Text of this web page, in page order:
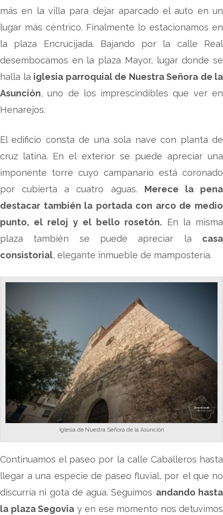
más en la villa para dejar aparcado el auto en un
lugar más céntrico. Finalmente lo estacionamos en
la plaza Encrucijada. Bajando por la calle Real
desembocamos en la plaza Mayor, lugar donde se
halla la iglesia parroquial de Nuestra Señora de la
Asunción, uno de los imprescindibles que ver en
Henarejos.
El edificio consta de una sola nave con planta de
cruz latina. En el exterior se puede apreciar una
imponente torre cuyo campanario está coronado
por cubierta a cuatro aguas. Merece la pena
destacar también la portada con arco de medio
punto, el reloj y el bello rosetón. En la misma
plaza también se puede apreciar la casa
consistorial, elegante inmueble de mampostería.
Iglesia de Nuestra Señora de la Asunción
Continuamos el paseo por la calle Caballeros hasta
llegar a una especie de paseo fluvial, por el que no
discurría ni gota de agua. Seguimos andando hasta
la plaza Segovia y en ese momento nos detuvimos